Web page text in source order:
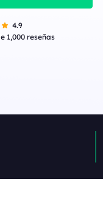
4.9
1,000 reseñas